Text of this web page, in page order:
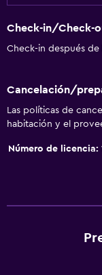
Inodoro con
Aseo
Papel higiénico
Check-in/Check-
Check-in después de
Cancelación/
Las políticas de
habitación y el
Número de licencia: